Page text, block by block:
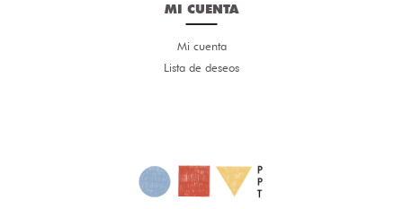
MI CUENTA
Mi cuenta
Lista de deseos